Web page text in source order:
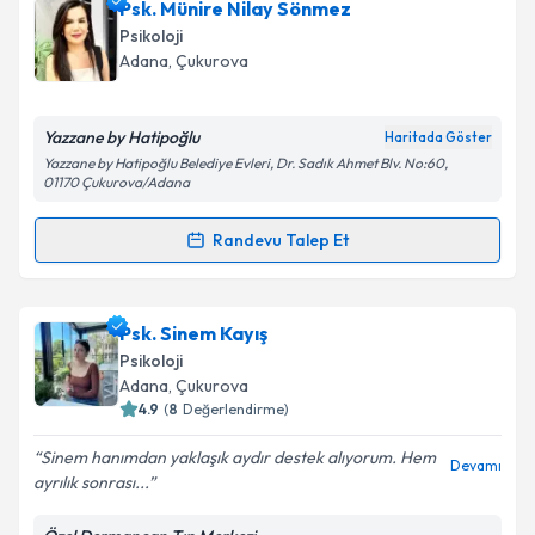
Takvim Talebini Gönder
Psk. Cansu Ustaiçin randevu takvimi talebi oluşturun.
Size bu uzmandan randevu almanız için bir takvim
hazırlandığında e-posta ile bilgilendireceğiz.
Kişisel verilerimin işlenmesine ilişkinAydınlatma
'ni okudum ve kişisel verilerimin belirtilen
kapsamda işlenmesini kabul ediyorum.
Takvim Talebini Gönder
Psk. Münire Nilay Sönmez
Psikoloji
Adana, Çukurova
Yazzane by Hatipoğlu Haritada Göster
Yazzane by Hatipoğlu Belediye Evleri, Dr. Sadık Ahmet Blv. No:60,
01170 Çukurova/Adana
Randevu Talep Et
Randevu Takvimi Talebi
Psk. Münire Nilay Sönmez
talebi oluşturun. Size bu uzmandan randevu almanız
için bir takvim hazırlandığında e-posta ile
bilgilendireceğiz.
E-posta Adresiniz
Psk. Sinem Kayış
Psikoloji
Adana, Çukurova
4.9 (8 Değerlendirme)
Sinem hanımdan yaklaşık aydır destek alıyorum. Hem
ayrılık sonrası...
Devamı